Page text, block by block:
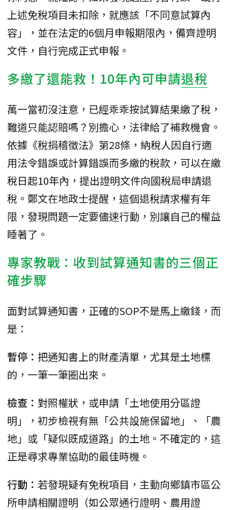
上述免稅項目未扣除，就應該「不同意試算內
容」，並在法定的6個月申報期限內，備齊證明
文件，自行完成正式申報。
多繳了還能救！10年內可申請退稅
萬一當初沒注意，已經乖乖按試算結果繳了稅，
難道只能認賠嗎？別擔心，法律給了補救機會。
依據《稅捐稽徵法》第28條，納稅人因自行適
用法令錯誤或計算錯誤而多繳的稅款，可以在繳
稅日起10年內，提出證明文件向國稅局申請退
稅。鄭文在地政士提醒，這個退稅請求權有年
限，發現問題一定要儘速行動，別讓自己的權益
睡著了。
專家教戰：收到試算通知書的三個正
確步驟
面對試算通知書，正確的SOP不是馬上繳錢，而
是：
暫停： 把通知書上的財產清單，尤其是土地標
的，一筆一筆圈出來。
檢查： 對照權狀，或申請「土地使用分區證
明」，初步檢視有無「公共設施保留地」、「農
地」或「疑似既成道路」的土地。不確定的，這
正是尋求專業協助的最佳時機。
行動： 若發現疑有免稅項目，主動向鄉鎮市區公
所申請相關證明（如公眾通行證明、農用證